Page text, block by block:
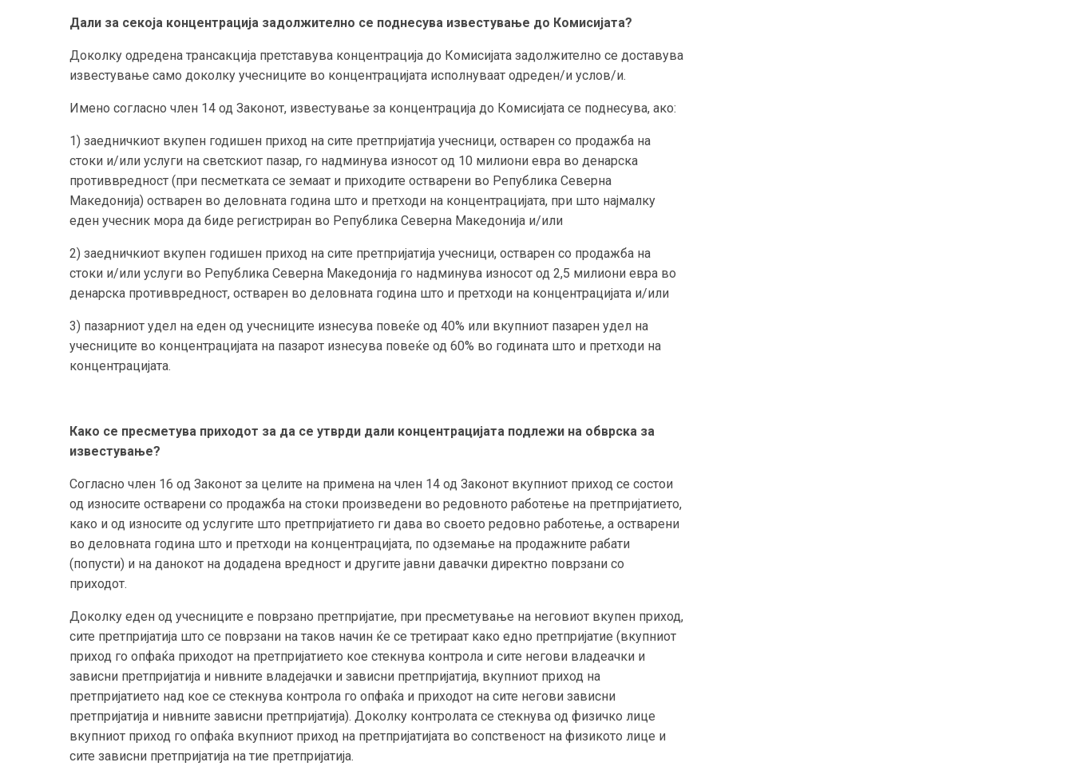
Дали за секоја концентрација задолжително се поднесува известување до Комисијата?
Доколку одредена трансакција претставува концентрација до Комисијата задолжително се доставува
известување само доколку учесниците во концентрацијата исполнуваат одреден/и услов/и.
Имено согласно член 14 од Законот, известување за концентрација до Комисијата се поднесува, ако:
1) заедничкиот вкупен годишен приход на сите претпријатија учесници, остварен со продажба на
стоки и/или услуги на светскиот пазар, го надминува износот од 10 милиони евра во денарска
противвредност (при песметката се земаат и приходите остварени во Република Северна
Македонија) остварен во деловната година што и претходи на концентрацијата, при што најмалку
еден учесник мора да биде регистриран во Република Северна Македонија и/или
2) заедничкиот вкупен годишен приход на сите претпријатија учесници, остварен со продажба на
стоки и/или услуги во Република Северна Македонија го надминува износот од 2,5 милиони евра во
денарска противвредност, остварен во деловната година што и претходи на концентрацијата и/или
3) пазарниот удел на еден од учесниците изнесува повеќе од 40% или вкупниот пазарен удел на
учесниците во концентрацијата на пазарот изнесува повеќе од 60% во годината што и претходи на
концентрацијата.
Како се пресметува приходот за да се утврди дали концентрацијата подлежи на обврска за
известување?
Согласно член 16 од Законот за целите на примена на член 14 од Законот вкупниот приход се состои
од износите остварени со продажба на стоки произведени во редовното работење на претпријатието,
како и од износите од услугите што претпријатието ги дава во своето редовно работење, а остварени
во деловната година што и претходи на концентрацијата, по одземање на продажните рабати
(попусти) и на данокот на додадена вредност и другите јавни давачки директно поврзани со
приходот.
Доколку еден од учесниците е поврзано претпријатие, при пресметување на неговиот вкупен приход,
сите претпријатија што се поврзани на таков начин ќе се третираат како едно претпријатие (вкупниот
приход го опфаќа приходот на претпријатието кое стекнува контрола и сите негови владеачки и
зависни претпријатија и нивните владејачки и зависни претпријатија, вкупниот приход на
претпријатието над кое се стекнува контрола го опфаќа и приходот на сите негови зависни
претпријатија и нивните зависни претпријатија). Доколку контролата се стекнува од физичко лице
вкупниот приход го опфаќа вкупниот приход на претпријатијата во сопственост на физикото лице и
сите зависни претпријатија на тие претпријатија.